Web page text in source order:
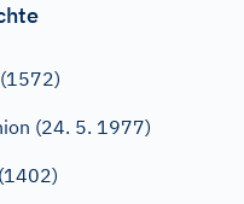
(24. 5. 1977)